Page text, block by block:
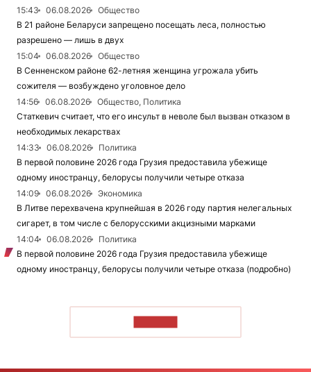
15:43
06.08.2026
Общество
В 21 районе Беларуси запрещено посещать леса, полностью
разрешено — лишь в двух
15:04
06.08.2026
Общество
В Сенненском районе 62-летняя женщина угрожала убить
сожителя — возбуждено уголовное дело
14:56
06.08.2026
Общество, Политика
Статкевич считает, что его инсульт в неволе был вызван отказом в
необходимых лекарствах
14:33
06.08.2026
Политика
В первой половине 2026 года Грузия предоставила убежище
одному иностранцу, белорусы получили четыре отказа
14:09
06.08.2026
Экономика
В Литве перехвачена крупнейшая в 2026 году партия нелегальных
сигарет, в том числе с белорусскими акцизными марками
14:04
06.08.2026
Политика
В первой половине 2026 года Грузия предоставила убежище
одному иностранцу, белорусы получили четыре отказа (подробно)